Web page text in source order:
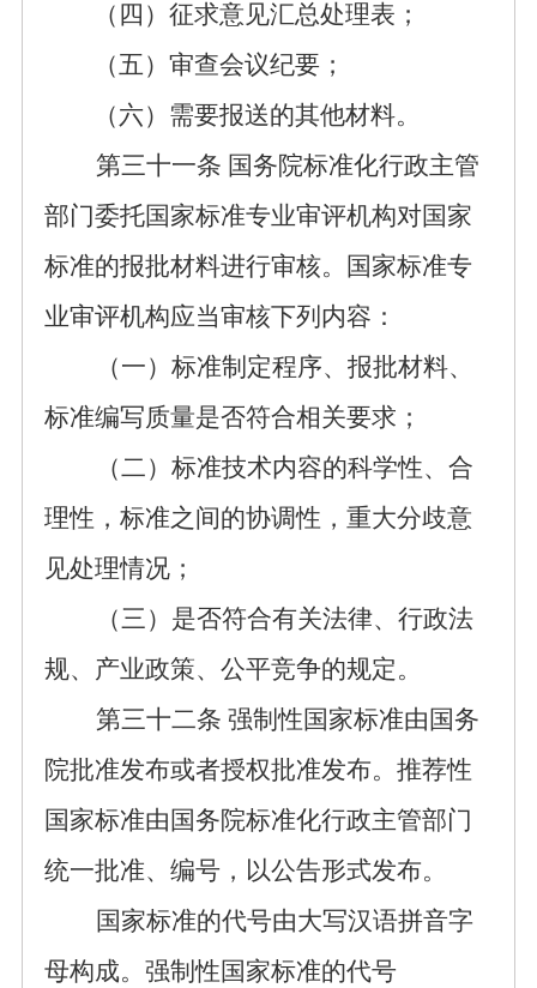
（四）征求意见汇总处理表；
（五）审查会议纪要；
（六）需要报送的其他材料。
第三十一条 国务院标准化行政主管
部门委托国家标准专业审评机构对国家
标准的报批材料进行审核。国家标准专
业审评机构应当审核下列内容：
（一）标准制定程序、报批材料、
标准编写质量是否符合相关要求；
（二） 标准技术内容的科学性、合
理性，标准之间的协调性，重大分歧意
见处理情况；
（三）是否符合有关法律、 行政法
规、产业政策、公平竞争的规定。
第三十二条 强制性国家标准由国务
院批准发布或者授权批准发布。推荐性
国家标准由国务院标准化行政主管部门
统一批准、编号， 以公告形式发布。
国家标准的代号由大写汉语拼音字
母构成。强制性国家标准的代号